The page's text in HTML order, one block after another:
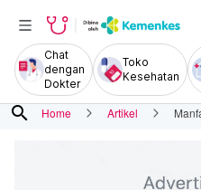
Chat
dengan
Dokter
Toko
Kesehatan
search Home Artikel